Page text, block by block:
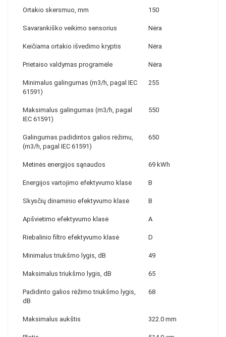
Ortakio skersmuo, mm 150
Savarankiško veikimo sensorius Nėra
Keičiama ortakio išvedimo kryptis Nėra
Prietaiso valdymas programėle Nėra
Minimalus galingumas (m3/h, pagal IEC
61591)
255
Maksimalus galingumas (m3/h, pagal
IEC 61591)
550
Galingumas padidintos galios rėžimu,
(m3/h, pagal IEC 61591)
650
Metinės energijos sąnaudos 69 kWh
Energijos vartojimo efektyvumo klasė B
Skysčių dinaminio efektyvumo klasė B
Apšvietimo efektyvumo klasė A
Riebalinio filtro efektyvumo klasė D
Minimalus triukšmo lygis, dB 49
Maksimalus triukšmo lygis, dB 65
Padidinto galios rėžimo triukšmo lygis,
dB
68
Maksimalus aukštis 322.0 mm